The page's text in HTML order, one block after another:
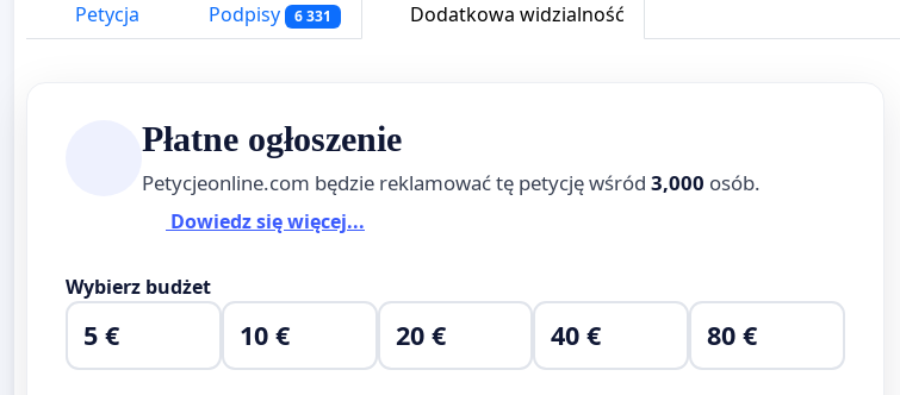
Petycja Podpisy 6 331 Dodatkowa widzialność
Płatne ogłoszenie
Petycjeonline.com będzie reklamować tę petycję wśród 3,000 osób.
Dowiedz się więcej...
Wybierz budżet
5 € 10 € 20 € 40 € 80 €